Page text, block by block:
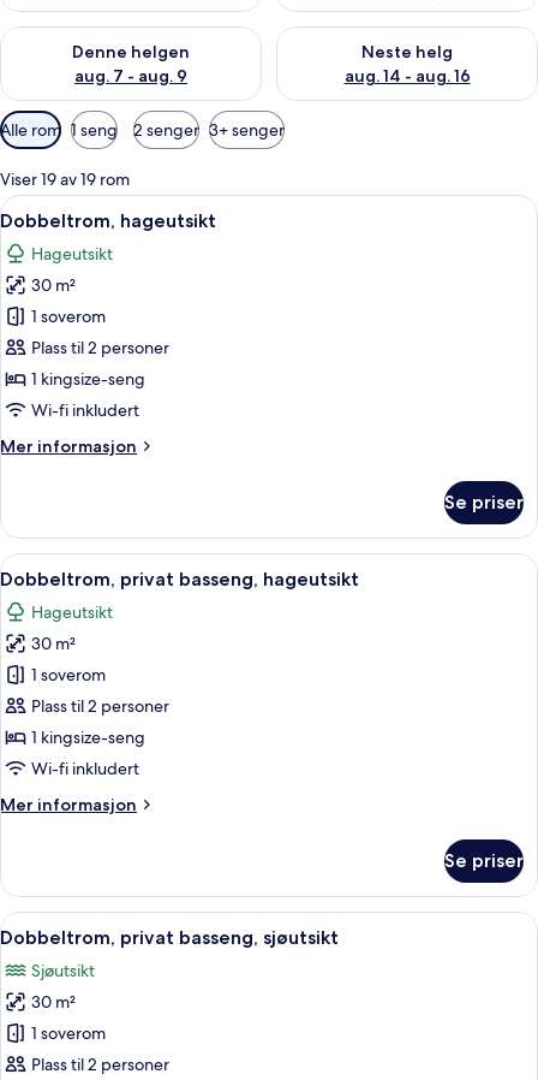
Denne helgen
aug. 7 - aug. 9
Sjekk tilgjengelighet for denne helgen, aug. 7 - aug. 9
Neste helg
aug. 14 - aug. 16
Sjekk tilgjengelighet for neste
Tilgjengelige
filtre
for
rom
Alle rom 1 seng 2 senger 3+ senger
Viser 19 av 19 rom
Åpne
alle
bildene
av
Dobbeltrom,
hageutsikt
Minibar, safe på rommet,
3
Dobbeltrom, hageutsikt
Hageutsikt
30 m²
1 soverom
Plass til 2 personer
1 kingsize-seng
Wi-fi inkludert
Mer informasjon
Mer
hageutsikt
Se priser
Åpne
alle
bildene
av
Dobbeltrom,
privat
basseng,
hageutsikt
Dobbeltrom, privat basseng,
5
Dobbeltrom, privat basseng, hageutsikt
Hageutsikt
30 m²
1 soverom
Plass til 2 personer
1 kingsize-seng
Wi-fi inkludert
Mer informasjon
Mer
privat
basseng,
hageutsikt
Se priser
Åpne
alle
bildene
av
Dobbeltrom,
privat
Dobbeltrom, privat basseng,
6
Dobbeltrom, privat basseng, sjøutsikt
Sjøutsikt
30 m²
1 soverom
Plass til 2 personer